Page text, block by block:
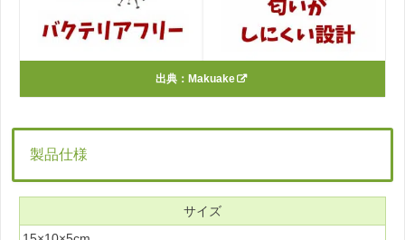
出典： Makuake
製品仕様
サイズ